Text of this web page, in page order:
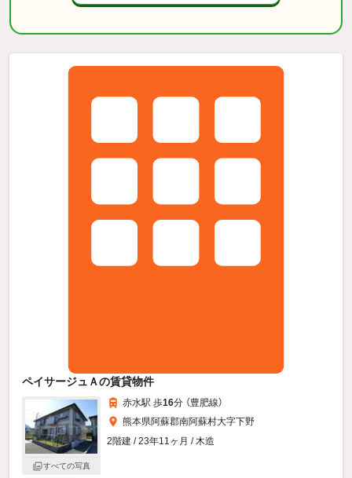
ペイサージュＡの賃貸物件
すべての写真
赤水駅 歩16分 （豊肥線）
熊本県阿蘇郡南阿蘇村大字下野
2階建 / 23年11ヶ月 / 木造